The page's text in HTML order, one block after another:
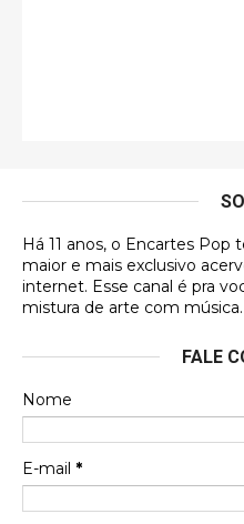
DVD MIDINHO
Francierton
futuras aquisições, e
Francierton
Espero que tenham
que estou de volta para
Há 11 anos, o Encartes
maior e mais exclusivo
internet. Esse canal é pra
mistura de arte com música.
FALE
Nome
E-mail *